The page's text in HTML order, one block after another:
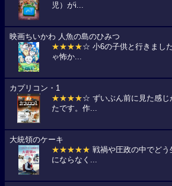
児）がi...
映画ちいかわ 人魚の島のひみつ
★★★★☆ 小6の子供と行きまし
ゃ怖か...
カプリコン・1
★★★★☆ ずいぶん前に見た感じ
たです。作...
大統領のケーキ
★★★★★ 戦禍や圧政の中でど
にならなく...